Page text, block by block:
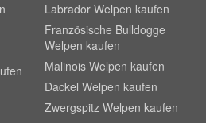
Labrador Welpen kaufen
Französische Bulldogge
Welpen kaufen
Malinois Welpen kaufen
Dackel Welpen kaufen
Zwergspitz Welpen kaufen